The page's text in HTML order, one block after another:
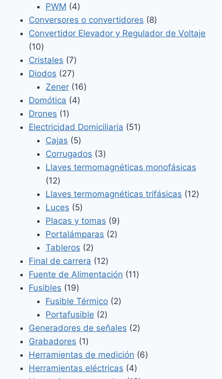
PWM 44
productos
Conversores o convertidores 88
productos
Convertidor Elevador y Regulador de Voltaje
1010
productos
Cristales 77
productos
Diodos 2727
productos
Zener 1616
Domótica 44
Drones 11
producto
Electricidad Domiciliaria 5151
Cajas 55
productos
Corrugados 33
productos
Llaves termomagnéticas monofásicas
1212
productos
Llaves termomagnéticas trifásicas 1212
Luces 55
productos
Placas y tomas 99
productos
Portalámparas 22
Tableros 22
productos
Final de carrera 1212
productos
Fuente de Alimentación 1111
Fusibles 1919
productos
Fusible Térmico 22
Portafusible 22
productos
Generadores de señales 22
Grabadores 11
producto
Herramientas de medición 66
Herramientas eléctricas 44